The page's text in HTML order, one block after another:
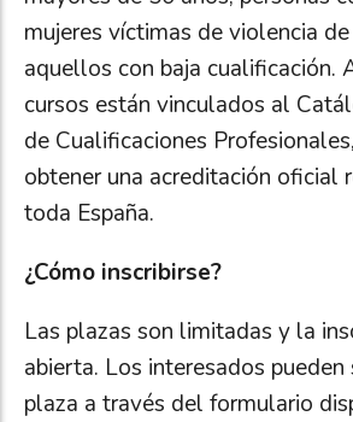
mujeres víctimas de violencia
aquellos con baja cualificación.
cursos están vinculados al
de Cualificaciones
obtener una acreditación oficial
toda España.
¿Cómo inscribirse?
Las plazas son limitadas y la
abierta. Los interesados
plaza a través del formulario